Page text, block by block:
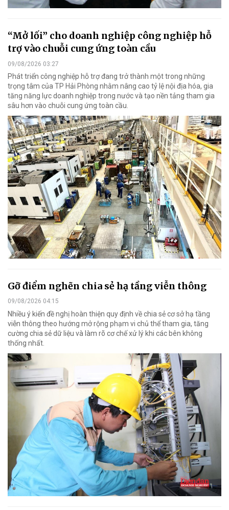
“Mở lối” cho doanh nghiệp công nghiệp hỗ
trợ vào chuỗi cung ứng toàn cầu
09/08/2026 03:27
Phát triển công nghiệp hỗ trợ đang trở thành một trong những
trọng tâm của TP Hải Phòng nhằm nâng cao tỷ lệ nội địa hóa, gia
tăng năng lực doanh nghiệp trong nước và tạo nền tảng tham gia
sâu hơn vào chuỗi cung ứng toàn cầu.
Gỡ điểm nghẽn chia sẻ hạ tầng viễn thông
09/08/2026 04:15
Nhiều ý kiến đề nghị hoàn thiện quy định về chia sẻ cơ sở hạ tầng
viễn thông theo hướng mở rộng phạm vi chủ thể tham gia, tăng
cường chia sẻ dữ liệu và làm rõ cơ chế xử lý khi các bên không
thống nhất.